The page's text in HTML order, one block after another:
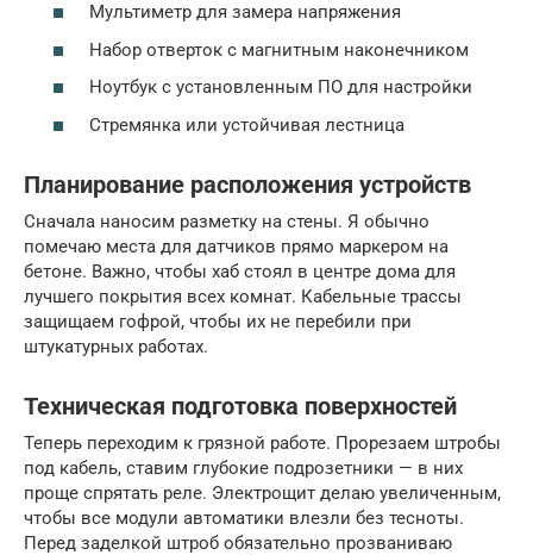
Мультиметр для замера напряжения
Набор отверток с магнитным наконечником
Ноутбук с установленным ПО для настройки
Стремянка или устойчивая лестница
Планирование расположения устройств
Сначала наносим разметку на стены. Я обычно
помечаю места для датчиков прямо маркером на
бетоне. Важно, чтобы хаб стоял в центре дома для
лучшего покрытия всех комнат. Кабельные трассы
защищаем гофрой, чтобы их не перебили при
штукатурных работах.
Техническая подготовка поверхностей
Теперь переходим к грязной работе. Прорезаем штробы
под кабель, ставим глубокие подрозетники — в них
проще спрятать реле. Электрощит делаю увеличенным,
чтобы все модули автоматики влезли без тесноты.
Перед заделкой штроб обязательно прозваниваю